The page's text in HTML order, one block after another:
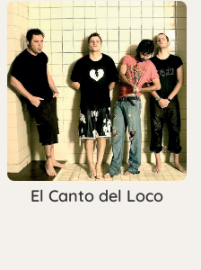
El Canto del Loco